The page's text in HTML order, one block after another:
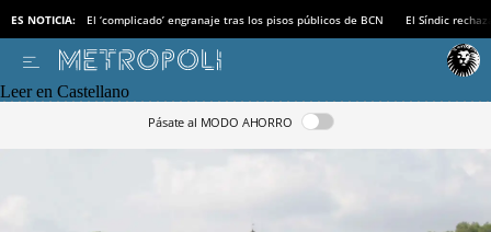
ES NOTICIA: El ‘complicado’ engranaje tras los pisos públicos de BCN El Síndic
Leer en Castellano
Pásate al MODO AHORRO